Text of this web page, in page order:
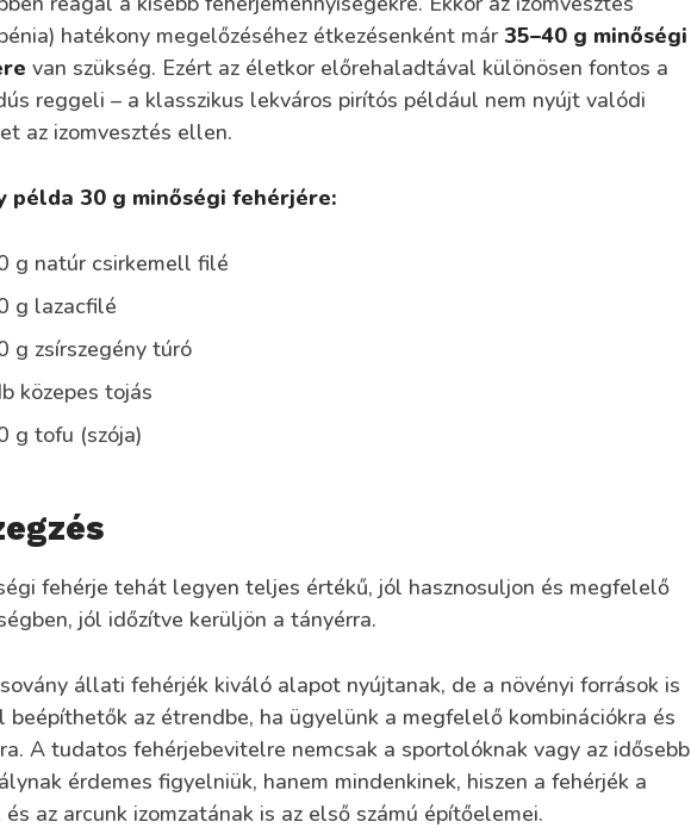
hatékony megelőzéséhez étkezésenként már 35–40 g minőségi
van szükség. Ezért az életkor előrehaladtával különösen fontos a
reggeli – a klasszikus lekváros pirítós például nem nyújt valódi
az izomvesztés ellen.
példa 30 g minőségi fehérjére:
g natúr csirkemell filé
g lazacfilé
g zsírszegény túró
közepes tojás
g tofu (szója)
fehérje tehát legyen teljes értékű, jól hasznosuljon és megfelelő
jól időzítve kerüljön a tányérra.
állati fehérjék kiváló alapot nyújtanak, de a növényi források is
beépíthetők az étrendbe, ha ügyelünk a megfelelő kombinációkra és
A tudatos fehérjebevitelre nemcsak a sportolóknak vagy az idősebb
érdemes figyelniük, hanem mindenkinek, hiszen a fehérjék a
az arcunk izomzatának is az első számú építőelemei.